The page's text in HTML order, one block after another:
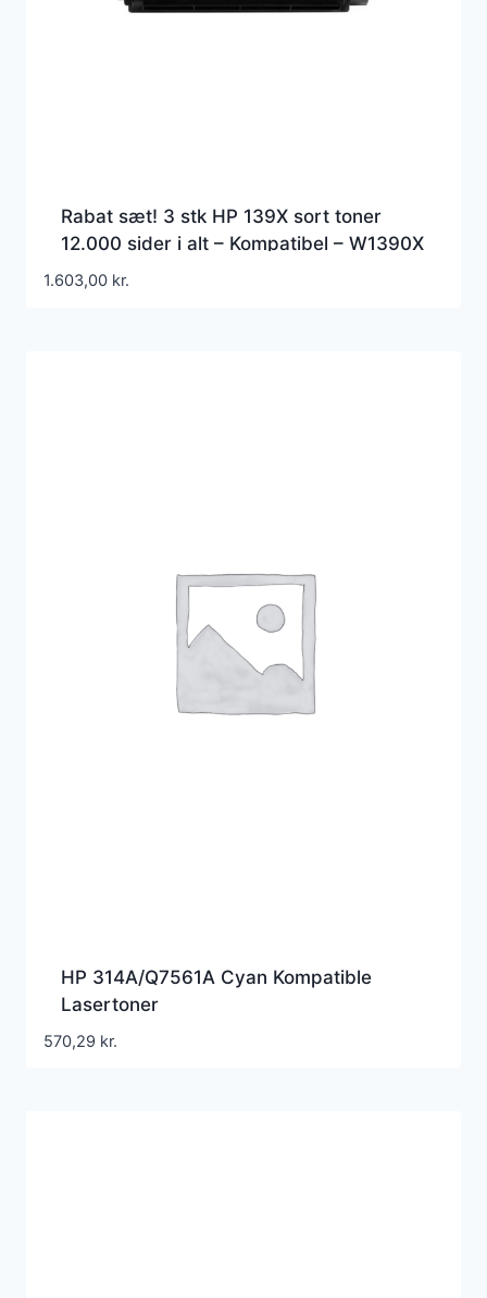
Rabat sæt! 3 stk HP 139X sort toner
12.000 sider i alt – Kompatibel – W1390X
1.603,00 kr.
HP 314A/Q7561A Cyan Kompatible
Lasertoner
570,29 kr.